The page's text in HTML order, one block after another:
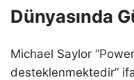
Dünyasında
Michael Saylor
desteklenmektedir”